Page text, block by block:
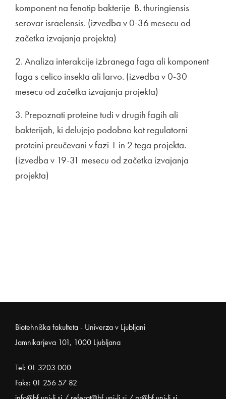
komponent na fenotip bakterije B. thuringiensis
serovar israelensis. (izvedba v 0-36 mesecu od
začetka izvajanja projekta)
2. Analiza interakcije izbranega faga ali komponent
faga s celico insekta ali larvo. (izvedba v 0-30
mesecu od začetka izvajanja projekta)
3. Prepoznati proteine tudi v drugih fagih ali
bakterijah, ki delujejo podobno kot regulatorni
proteini preučevani v fazi 1 in 2 tega projekta.
(izvedba v 19-31 mesecu od začetka izvajanja
projekta)
Noga strani
Biotehniška fakulteta - Univerza v Ljubljani
Jamnikarjeva 101, 1000 Ljubljana
Tel: 01 3203 000
Faks: 01 256 57 82